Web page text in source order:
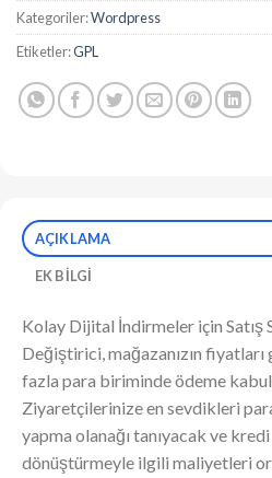
Kategoriler:Wordpress
Etiketler:GPL
AÇIKLAMA
EK BILGI
Kolay Dijital İndirmeler için Satış
Değiştirici, mağazanızın
fazla para biriminde ödeme
Ziyaretçilerinize en sevdikleri
yapma olanağı tanıyacak ve
dönüştürmeyle ilgili maliyetleri